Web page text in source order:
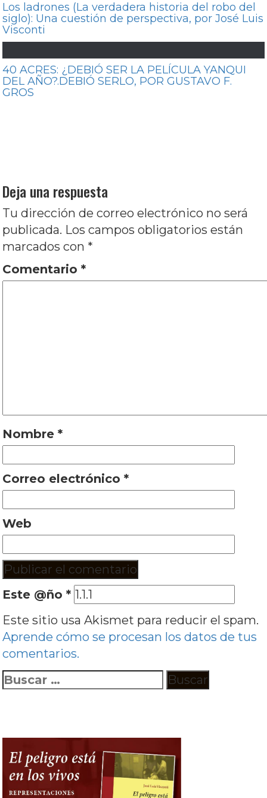
Los ladrones (La verdadera historia del robo del
siglo): Una cuestión de perspectiva, por José Luis
Visconti
40 ACRES: ¿DEBIÓ SER LA PELÍCULA YANQUI
DEL AÑO?.DEBIÓ SERLO, POR GUSTAVO F.
GROS
Deja una respuesta
Tu dirección de correo electrónico no será
publicada. Los campos obligatorios están
marcados con *
Comentario*
Nombre*
Correo electrónico*
Web
Este @ño*
Este sitio usa Akismet para reducir el spam.
Aprende cómo se procesan los datos de tus
comentarios.
Buscar: